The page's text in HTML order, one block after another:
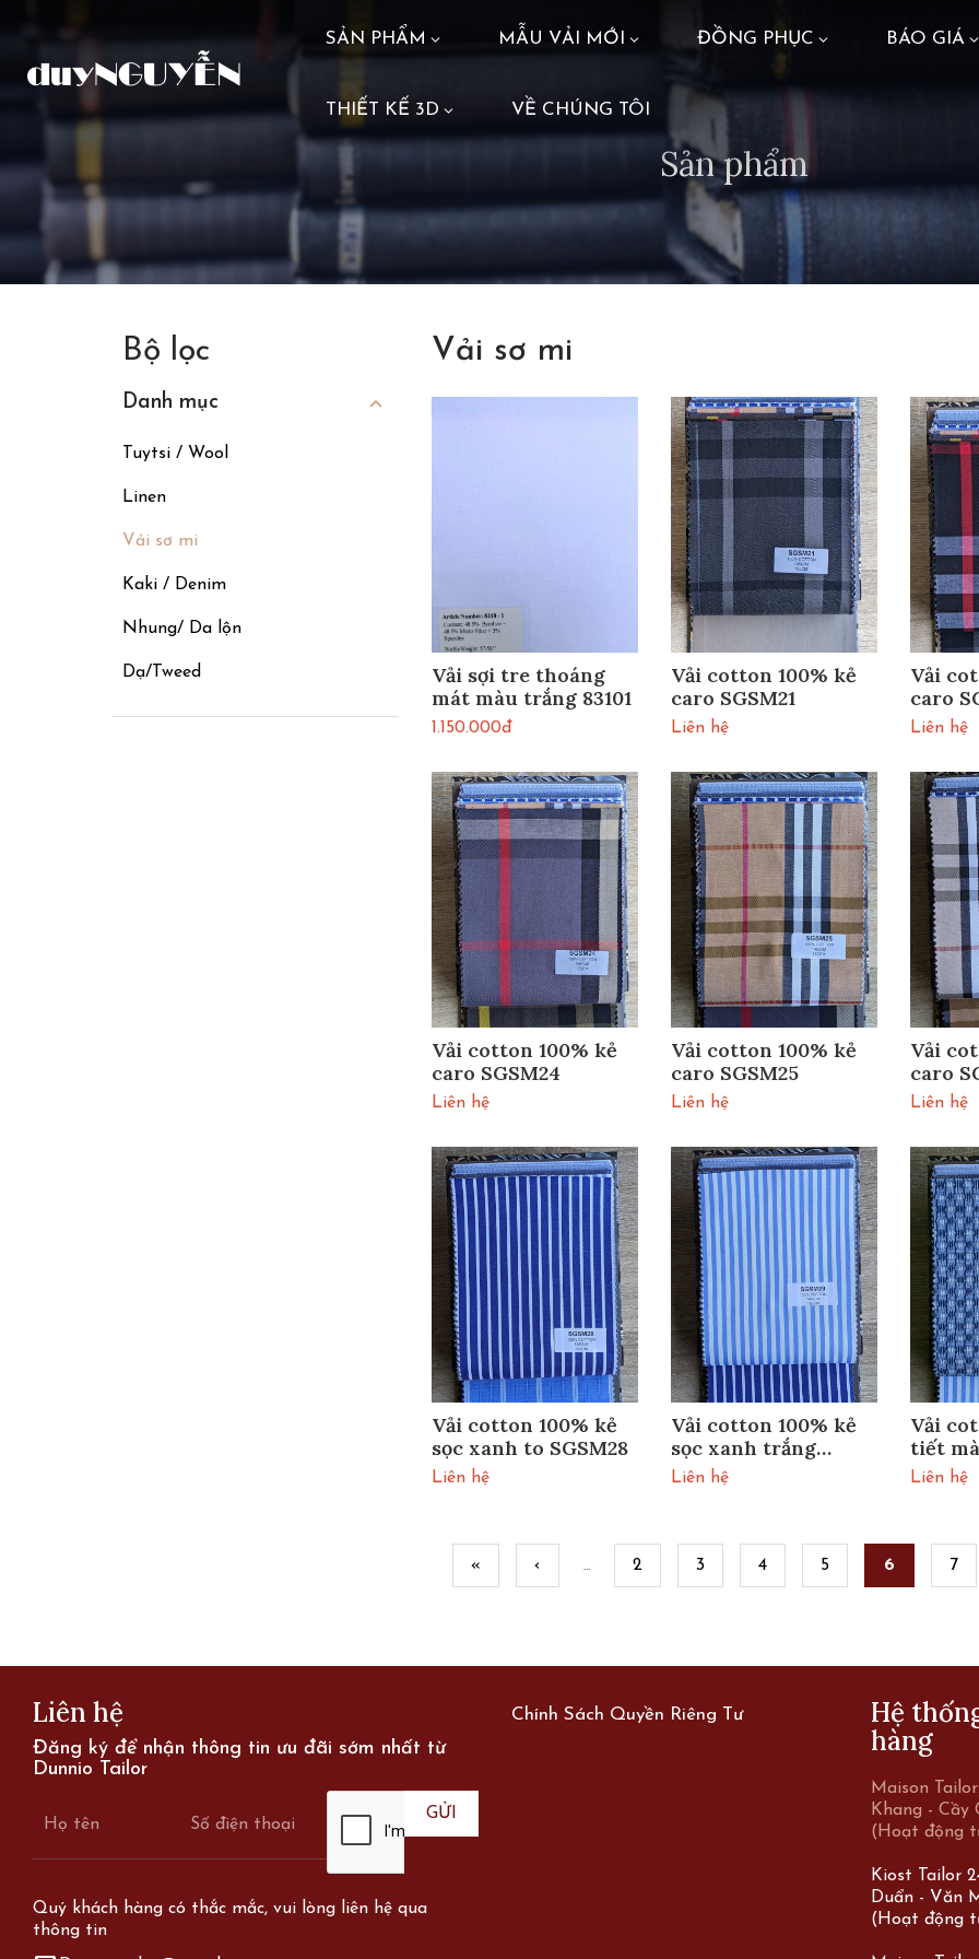
SẢN PHẨM MẪU VẢI MỚI ĐỒNG PHỤC BÁO GIÁ
THIẾT KẾ 3D VỀ CHÚNG TÔI
Sản phẩm
Bộ lọc
Danh mục
Tuytsi / Wool
Linen
Vải sơ mi
Kaki / Denim
Nhung/ Da lộn
Dạ/Tweed
Vải sơ mi
Vải sợi tre thoáng
mát màu trắng 83101
1.150.000đ
Vải cotton 100% kẻ
caro SGSM21
Liên hệ
Vải
caro
Liên hệ
Vải cotton 100% kẻ
caro SGSM24
Liên hệ
Vải cotton 100% kẻ
caro SGSM25
Liên hệ
Vải
caro
Liên hệ
Vải cotton 100% kẻ
sọc xanh to SGSM28
Liên hệ
Vải cotton 100% kẻ
sọc xanh trắng
SGSM29
Liên hệ
Vải
tiết
SGSM30
Liên hệ
Pages
« ‹ … 2 3 4 5 6 7
Liên hệ
Đăng ký để nhận thông tin ưu đãi sớm nhất từ
Dunnio Tailor
Quý khách hàng có thắc mắc, vui lòng liên hệ qua
thông tin
Chính Sách Quyền Riêng Tư
Hệ
hàng
Maison
Khang - Cầy
(Hoạt động
Kiost Tailor
Duẩn - Văn
(Hoạt động